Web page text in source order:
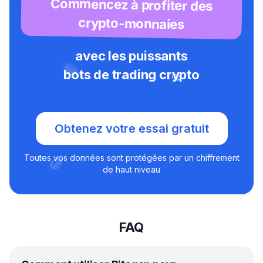
Commencez à profiter des
crypto-monnaies
avec les puissants
bots de trading crypto
Obtenez votre essai gratuit
Toutes vos données sont protégées par un chiffrement
de haut niveau
FAQ